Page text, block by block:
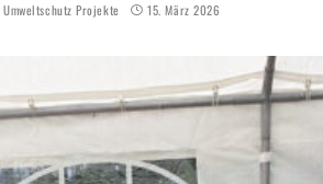
Umweltschutz Projekte 15. März 2026